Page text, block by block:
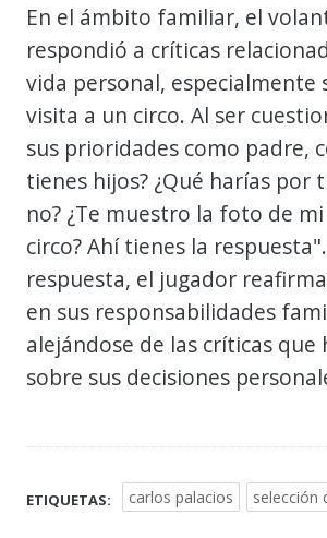
En el ámbito familiar, el
respondió a críticas
vida personal, especialmente
visita a un circo. Al ser
sus prioridades como padre,
tienes hijos? ¿Qué harías por
no? ¿Te muestro la foto de
circo? Ahí tienes la
respuesta, el jugador
en sus responsabilidades
alejándose de las críticas que
sobre sus decisiones
ETIQUETAS: carlos palacios selección